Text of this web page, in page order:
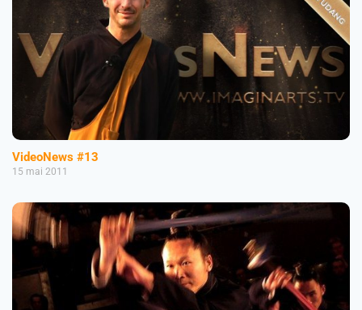
VideoNews #13
15 mai 2011